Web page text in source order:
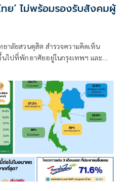
ทย’ ไม่พร้อมรองรับสังคมผู้
าลัยสวนดุสิต สำรวจความคิดเห็น
ไปที่พักอาศัยอยู่ในกรุงเทพฯ และ